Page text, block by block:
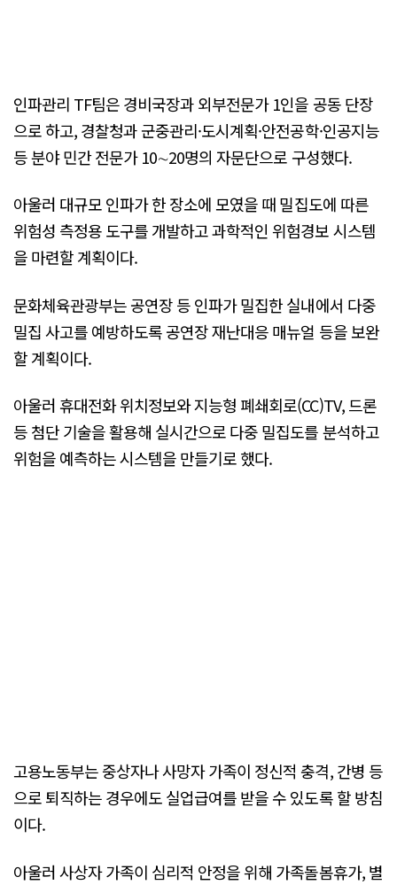
인파관리 TF팀은 경비국장과 외부전문가 1인을 공동 단장
으로 하고, 경찰청과 군중관리·도시계획·안전공학·인공지능
등 분야 민간 전문가 10∼20명의 자문단으로 구성했다.
아울러 대규모 인파가 한 장소에 모였을 때 밀집도에 따른
위험성 측정용 도구를 개발하고 과학적인 위험경보 시스템
을 마련할 계획이다.
문화체육관광부는 공연장 등 인파가 밀집한 실내에서 다중
밀집 사고를 예방하도록 공연장 재난대응 매뉴얼 등을 보완
할 계획이다.
아울러 휴대전화 위치정보와 지능형 폐쇄회로(CC)TV, 드론
등 첨단 기술을 활용해 실시간으로 다중 밀집도를 분석하고
위험을 예측하는 시스템을 만들기로 했다.
고용노동부는 중상자나 사망자 가족이 정신적 충격, 간병 등
으로 퇴직하는 경우에도 실업급여를 받을 수 있도록 할 방침
이다.
아울러 사상자 가족이 심리적 안정을 위해 가족돌봄휴가, 별